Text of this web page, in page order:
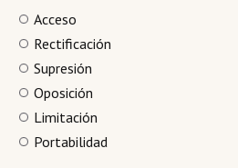
Acceso
Rectificación
Supresión
Oposición
Limitación
Portabilidad